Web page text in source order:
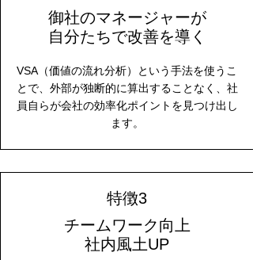
御社のマネージャーが
​自分たちで改善を導く
VSA（価値の流れ分析）という手法を使うこ
とで、外部が独断的に算出することなく、社
員自らが会社の効率化ポイントを見つけ出し
ます。
​特徴3
チームワーク向上
​社内風土UP